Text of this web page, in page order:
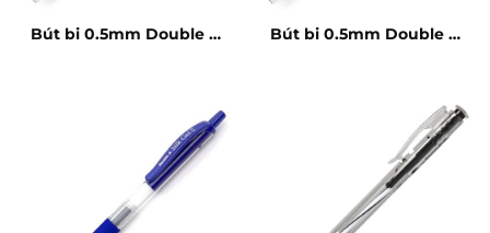
Bút bi 0.5mm Double A
Bút bi 0.5mm Double A